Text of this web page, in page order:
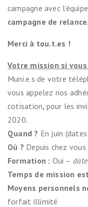
campagne avec
campagne de relance.
Merci à tou.t.es !
Votre mission si vous
Muni.e.s de votre
vous appelez nos
cotisation, pour les
2020.
Quand ? En juin
Où ? Depuis chez vous
Formation : Oui –
Temps de mission
Moyens personnels
forfait illimité